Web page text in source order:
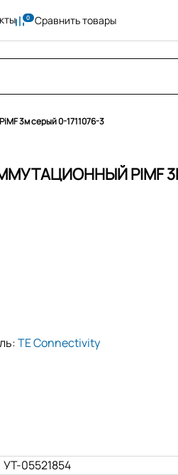
Сравнить товары
3м серый 0-1711076-3
PIMF
TE Connectivity
УТ-05521854